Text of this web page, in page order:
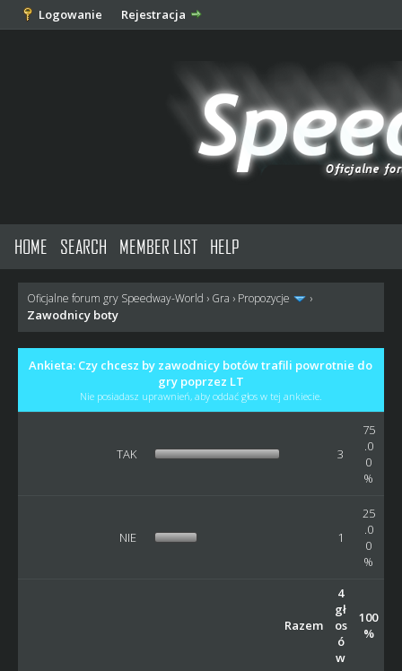
Logowanie Rejestracja
HOME SEARCH MEMBER LIST HELP
Oficjalne forum gry Speedway-World › Gra › Propozycje ›
Zawodnicy boty
Ankieta: Czy chcesz by zawodnicy botów trafili powrotnie do
gry poprzez LT
Nie posiadasz uprawnień, aby oddać głos w tej ankiecie.
TAK 3
75
.0
0
%
NIE 1
25
.0
0
%
Razem
4
gł
os
ó
w
100
%